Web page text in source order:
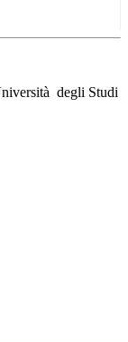
degli Studi